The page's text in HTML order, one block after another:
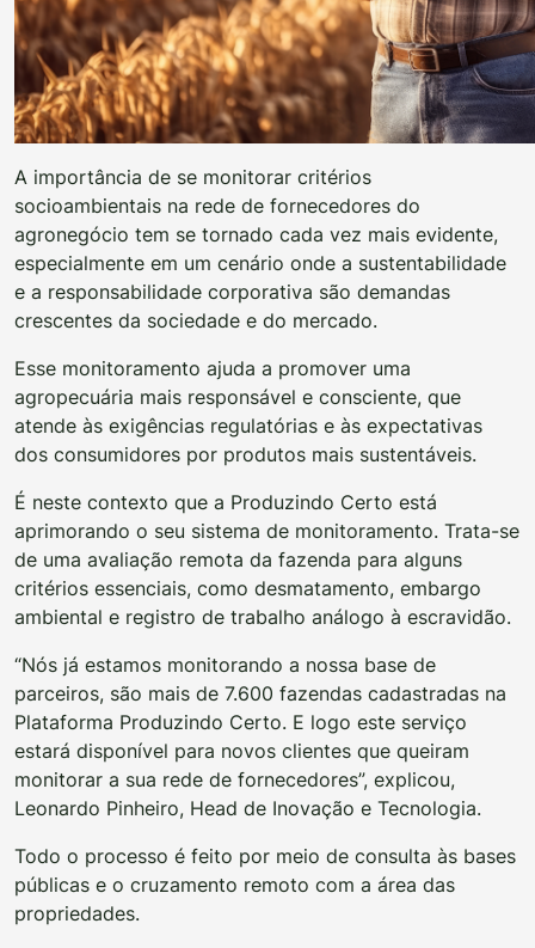
A importância de se monitorar critérios
socioambientais na rede de fornecedores do
agronegócio tem se tornado cada vez mais evidente,
especialmente em um cenário onde a sustentabilidade
e a responsabilidade corporativa são demandas
crescentes da sociedade e do mercado.
Esse monitoramento ajuda a promover uma
agropecuária mais responsável e consciente, que
atende às exigências regulatórias e às expectativas
dos consumidores por produtos mais sustentáveis.
É neste contexto que a Produzindo Certo está
aprimorando o seu sistema de monitoramento. Trata-se
de uma avaliação remota da fazenda para alguns
critérios essenciais, como desmatamento, embargo
ambiental e registro de trabalho análogo à escravidão.
“Nós já estamos monitorando a nossa base de
parceiros, são mais de 7.600 fazendas cadastradas na
Plataforma Produzindo Certo. E logo este serviço
estará disponível para novos clientes que queiram
monitorar a sua rede de fornecedores”, explicou,
Leonardo Pinheiro, Head de Inovação e Tecnologia.
Todo o processo é feito por meio de consulta às bases
públicas e o cruzamento remoto com a área das
propriedades.